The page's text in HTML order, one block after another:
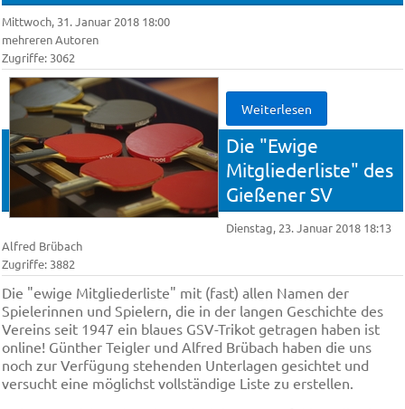
Mittwoch, 31. Januar 2018 18:00
mehreren Autoren
Zugriffe: 3062
Weiterlesen
Die "Ewige
Mitgliederliste" des
Gießener SV
Dienstag, 23. Januar 2018 18:13
Alfred Brübach
Zugriffe: 3882
Die "ewige Mitgliederliste" mit (fast) allen Namen der
Spielerinnen und Spielern, die in der langen Geschichte des
Vereins seit 1947 ein blaues GSV-Trikot getragen haben ist
online! Günther Teigler und Alfred Brübach haben die uns
noch zur Verfügung stehenden Unterlagen gesichtet und
versucht eine möglichst vollständige Liste zu erstellen.